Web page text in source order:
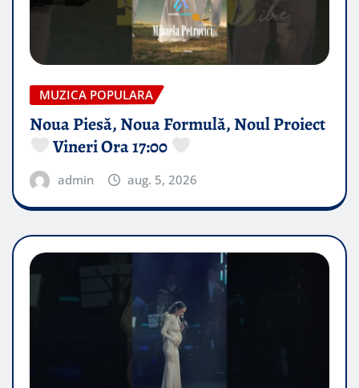
MUZICA POPULARA
Noua Piesă, Noua Formulă, Noul Proiect
Vineri Ora 17:00
admin aug. 5, 2026